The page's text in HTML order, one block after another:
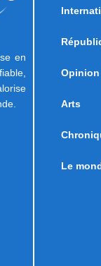
en
Opinion
Arts
Le